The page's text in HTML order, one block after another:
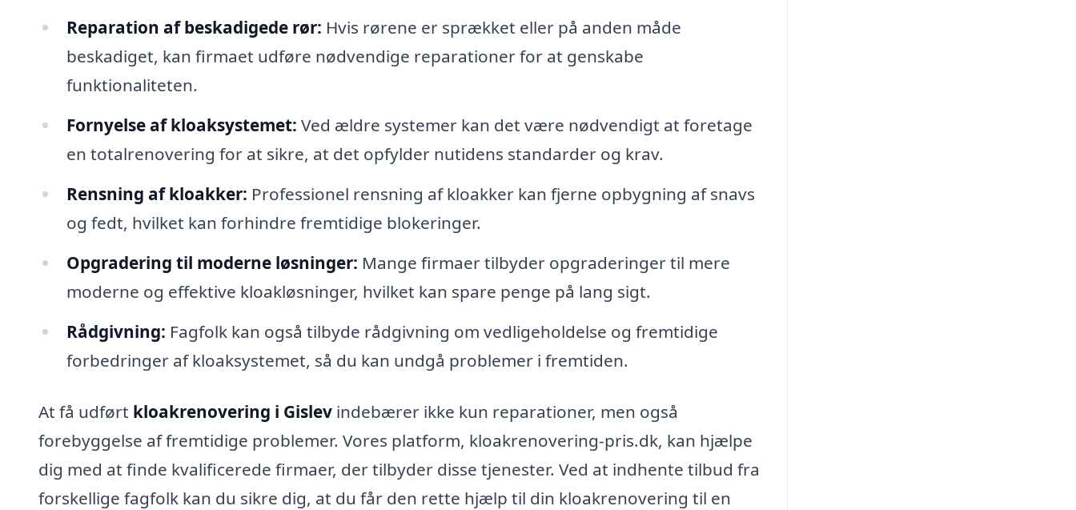
Reparation af beskadigede rør: Hvis rørene er sprækket eller på anden måde
beskadiget, kan firmaet udføre nødvendige reparationer for at genskabe
funktionaliteten.
Fornyelse af kloaksystemet: Ved ældre systemer kan det være nødvendigt at foretage
en totalrenovering for at sikre, at det opfylder nutidens standarder og krav.
Rensning af kloakker: Professionel rensning af kloakker kan fjerne opbygning af snavs
og fedt, hvilket kan forhindre fremtidige blokeringer.
Opgradering til moderne løsninger: Mange firmaer tilbyder opgraderinger til mere
moderne og effektive kloakløsninger, hvilket kan spare penge på lang sigt.
Rådgivning: Fagfolk kan også tilbyde rådgivning om vedligeholdelse og fremtidige
forbedringer af kloaksystemet, så du kan undgå problemer i fremtiden.
At få udført kloakrenovering i Gislev indebærer ikke kun reparationer, men også
forebyggelse af fremtidige problemer. Vores platform, kloakrenovering-pris.dk, kan hjælpe
dig med at finde kvalificerede firmaer, der tilbyder disse tjenester. Ved at indhente tilbud fra
forskellige fagfolk kan du sikre dig, at du får den rette hjælp til din kloakrenovering til en